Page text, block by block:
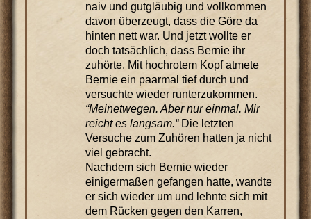
naiv und gutgläubig und vollkommen
davon überzeugt, dass die Göre da
hinten nett war. Und jetzt wollte er
doch tatsächlich, dass Bernie ihr
zuhörte. Mit hochrotem Kopf atmete
Bernie ein paarmal tief durch und
versuchte wieder runterzukommen.
“Meinetwegen. Aber nur einmal. Mir
reicht es langsam.“Die letzten
Versuche zum Zuhören hatten ja nicht
viel gebracht.
Nachdem sich Bernie wieder
einigermaßen gefangen hatte, wandte
er sich wieder um und lehnte sich mit
dem Rücken gegen den Karren,